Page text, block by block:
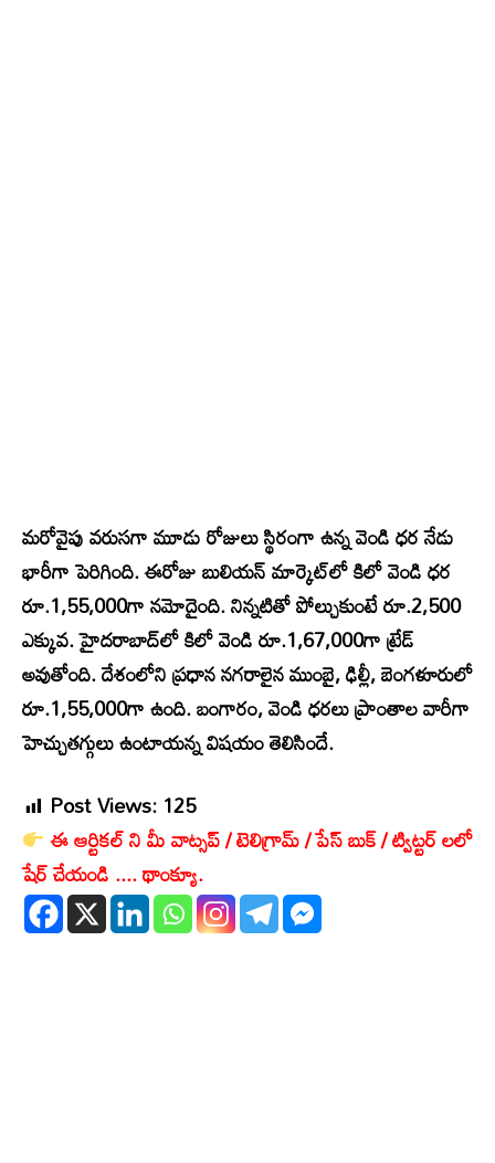
మరోవైపు వరుసగా మూడు రోజులు స్థిరంగా ఉన్న వెండి ధర నేడు
భారీగా పెరిగింది. ఈరోజు బులియన్ మార్కెట్‌లో కిలో వెండి ధర
రూ.1,55,000గా నమోదైంది. నిన్నటితో పోల్చుకుంటే రూ.2,500
ఎక్కువ. హైదరాబాద్‌లో కిలో వెండి రూ.1,67,000గా ట్రేడ్
అవుతోంది. దేశంలోని ప్రధాన నగరాలైన ముంబై, ఢిల్లీ, బెంగళూరులో
రూ.1,55,000గా ఉంది. బంగారం, వెండి ధరలు ప్రాంతాల వారీగా
హెచ్చుతగ్గులు ఉంటాయన్న విషయం తెలిసిందే.
Post Views:125
ఈ ఆర్టికల్ ని మీ వాట్సప్ / టెలిగ్రామ్ / పేస్ బుక్ / ట్విట్టర్ లలో
షేర్ చేయండి .... థాంక్యూ.